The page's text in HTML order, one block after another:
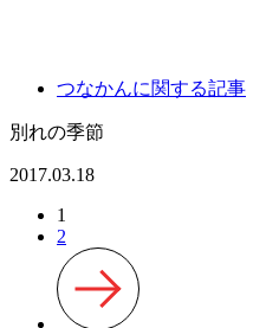
つなかんに関する記事
別れの季節
2017.03.18
1
2